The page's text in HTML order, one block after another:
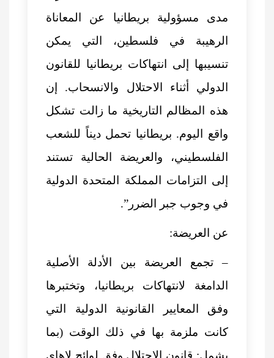
مدى مسؤولية بريطانيا عن المعاناة
الرهيبة في فلسطين، التي يمكن
تنسيبها إلى انتهاكات بريطانيا للقانون
الدولي أثناء الاحتلال والانسحاب. إن
هذه المظالم التاريخية ما زالت تشكل
واقع اليوم. بريطانيا تحمل ديناً للشعب
الفلسطيني، والعريضة الحالية تستند
إلى التزامات المملكة المتحدة الدولية
في وجوب جبر الضرر”.
عن العريضة:
– تجمع العريضة بين الأدلة الأصلية
الدامغة لانتهاكات بريطانيا، وتختبرها
وفق المعايير القانونية الدولية التي
كانت ملزمة بها في ذلك الوقت (بما
يشمل: قانون الاحتلال وفق لوائح لاهاي